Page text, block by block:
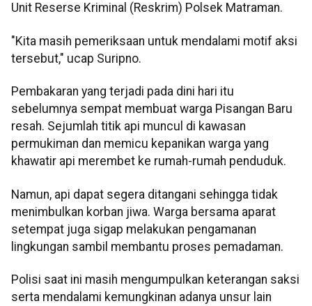
Unit Reserse Kriminal (Reskrim) Polsek Matraman.
"Kita masih pemeriksaan untuk mendalami motif aksi
tersebut," ucap Suripno.
Pembakaran yang terjadi pada dini hari itu
sebelumnya sempat membuat warga Pisangan Baru
resah. Sejumlah titik api muncul di kawasan
permukiman dan memicu kepanikan warga yang
khawatir api merembet ke rumah-rumah penduduk.
Namun, api dapat segera ditangani sehingga tidak
menimbulkan korban jiwa. Warga bersama aparat
setempat juga sigap melakukan pengamanan
lingkungan sambil membantu proses pemadaman.
Polisi saat ini masih mengumpulkan keterangan saksi
serta mendalami kemungkinan adanya unsur lain